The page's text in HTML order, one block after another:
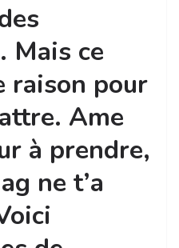
Mais ce
raison pour
Ame
à prendre,
ne t’a